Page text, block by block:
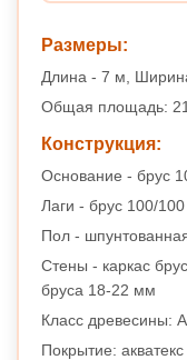
Размеры:
Длина - 7 м,
Общая площадь: 21
Конструкция:
Основание - брус
Лаги - брус 100/
Пол -
Стены - каркас
бруса 18-22 мм
Класс древесины:
Покрытие: